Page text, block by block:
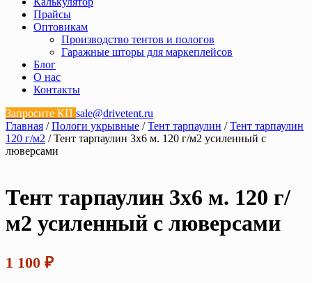
Прайсы
Оптовикам
Производство тентов и пологов
Гаражные шторы для маркеплейсов
Блог
О нас
Контакты
Запросите КП sale@drivetent.ru
Главная /Пологи укрывные /Тент тарпаулин /Тент тарпаулин
120 г/м2 / Тент тарпаулин 3х6 м. 120 г/м2 усиленный с
люверсами
Тент тарпаулин 3х6 м. 120 г/
м2 усиленный с люверсами
1 100 ₽